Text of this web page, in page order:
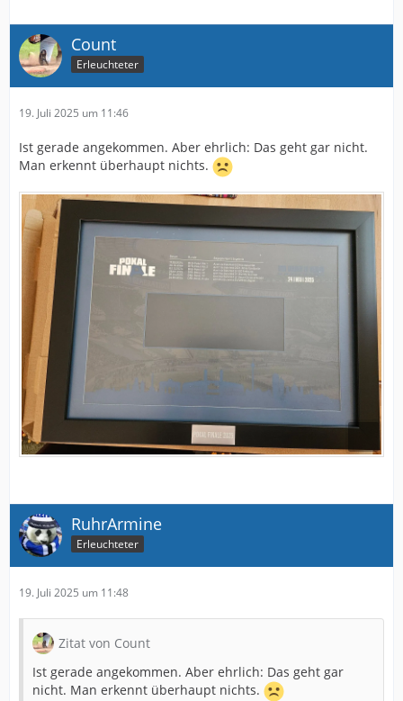
Count
Erleuchteter
19. Juli 2025 um 11:46
Ist gerade angekommen. Aber ehrlich: Das geht gar nicht.
Man erkennt überhaupt nichts.
RuhrArmine
Erleuchteter
19. Juli 2025 um 11:48
Zitat von Count
Ist gerade angekommen. Aber ehrlich: Das geht gar
nicht. Man erkennt überhaupt nichts.